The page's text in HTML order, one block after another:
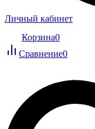
Личный кабинет
Корзина0
Сравнение0